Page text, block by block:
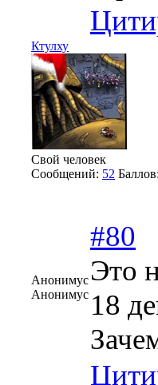
Ктулху
Свой человек
Сообщений: 52 Баллов:
Анонимус
Анонимус
#80
Это
18